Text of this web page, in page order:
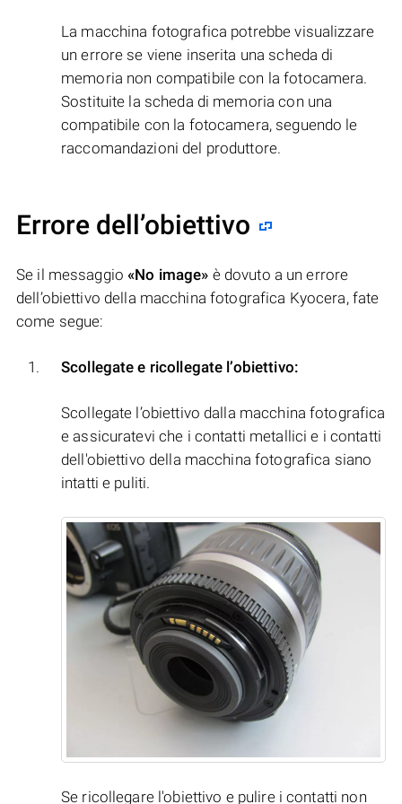
La macchina fotografica potrebbe visualizzare
un errore se viene inserita una scheda di
memoria non compatibile con la fotocamera.
Sostituite la scheda di memoria con una
compatibile con la fotocamera, seguendo le
raccomandazioni del produttore.
Errore dell’obiettivo
Se il messaggio«No image» è dovuto a un errore
dell’obiettivo della macchina fotografica Kyocera, fate
come segue:
Scollegate e ricollegate l’obiettivo:
Scollegate l’obiettivo dalla macchina fotografica
e assicuratevi che i contatti metallici e i contatti
dell'obiettivo della macchina fotografica siano
intatti e puliti.
Se ricollegare l'obiettivo e pulire i contatti non